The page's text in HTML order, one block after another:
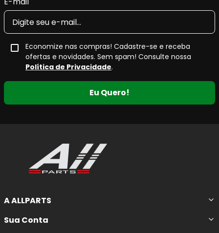
Economize nas compras! Cadastre-se e receba
ofertas e novidades. Sem spam! Consulte nossa
Política de Privacidade.
Eu Quero!
A ALLPARTS
Sua Conta